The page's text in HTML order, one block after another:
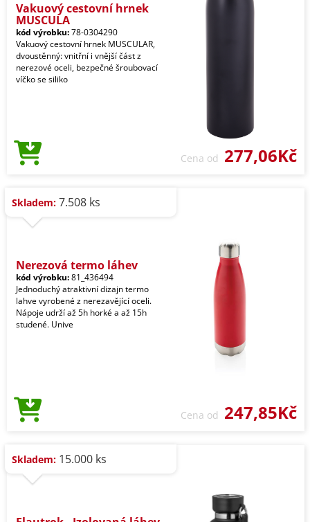
Vakuový cestovní hrnek
MUSCULA
kód výrobku:78-0304290
Vakuový cestovní hrnek MUSCULAR,
dvoustěnný: vnitřní i vnější část z
nerezové oceli, bezpečné šroubovací
víčko se siliko
Cena od 277,06Kč
Skladem: 7.508 ks
Nerezová termo láhev
kód výrobku:81_436494
Jednoduchý atraktivní dizajn termo
lahve vyrobené z nerezavějící oceli.
Nápoje udrží až 5h horké a až 15h
studené. Unive
Cena od 247,85Kč
Skladem: 15.000 ks